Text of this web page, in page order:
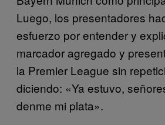
Luego, los presentadores
esfuerzo por entender y
marcador agregado y
la Premier League sin
diciendo: «Ya estuvo,
denme mi plata».